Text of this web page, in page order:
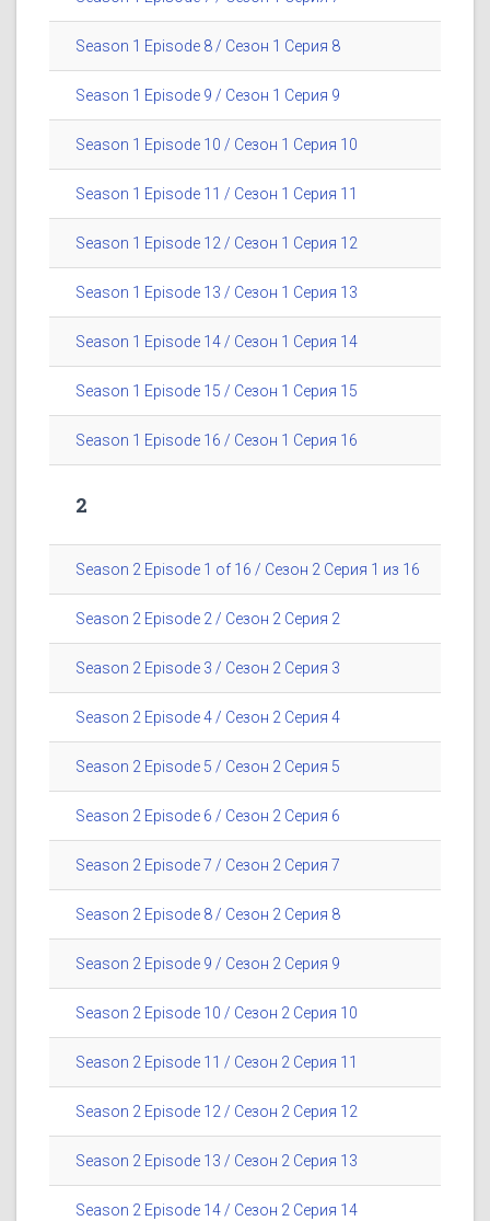
Season 1 Episode 8 / Сезон 1 Серия 8
Season 1 Episode 9 / Сезон 1 Серия 9
Season 1 Episode 10 / Сезон 1 Серия 10
Season 1 Episode 11 / Сезон 1 Серия 11
Season 1 Episode 12 / Сезон 1 Серия 12
Season 1 Episode 13 / Сезон 1 Серия 13
Season 1 Episode 14 / Сезон 1 Серия 14
Season 1 Episode 15 / Сезон 1 Серия 15
Season 1 Episode 16 / Сезон 1 Серия 16
2
Season 2 Episode 1 of 16 / Сезон 2 Серия 1 из 16
Season 2 Episode 2 / Сезон 2 Серия 2
Season 2 Episode 3 / Сезон 2 Серия 3
Season 2 Episode 4 / Сезон 2 Серия 4
Season 2 Episode 5 / Сезон 2 Серия 5
Season 2 Episode 6 / Сезон 2 Серия 6
Season 2 Episode 7 / Сезон 2 Серия 7
Season 2 Episode 8 / Сезон 2 Серия 8
Season 2 Episode 9 / Сезон 2 Серия 9
Season 2 Episode 10 / Сезон 2 Серия 10
Season 2 Episode 11 / Сезон 2 Серия 11
Season 2 Episode 12 / Сезон 2 Серия 12
Season 2 Episode 13 / Сезон 2 Серия 13
Season 2 Episode 14 / Сезон 2 Серия 14